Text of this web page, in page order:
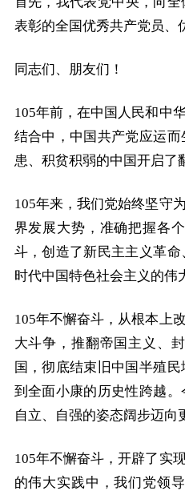
表彰的全国优秀共产党员、
同志们、朋友们！
105年前，在中国人民和中
结合中，中国共产党应运
患、积贫积弱的中国开启了
105年来，我们党始终坚守
界发展大势，准确把握各
斗，创造了新民主主义革
时代中国特色社会主义的伟
105年不懈奋斗，从根本上
大斗争，推翻帝国主义、
国，彻底结束旧中国半殖
到全面小康的历史性跨越
自立、自强的姿态阔步迈向
105年不懈奋斗，开辟了实
的伟大实践中，我们党领